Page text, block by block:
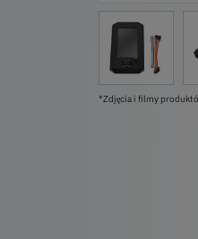
*Zdjęcia i filmy